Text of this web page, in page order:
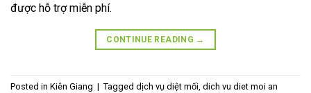
được hỗ trợ miễn phí.
CONTINUE READING →
Posted in Kiên Giang | Tagged dịch vụ diệt mối, dich vu diet moi an